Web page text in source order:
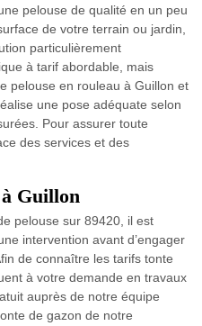
pelouse de qualité en un peu
de votre terrain ou jardin,
particulièrement
à tarif abordable, mais
pelouse en rouleau à Guillon et
une pose adéquate selon
Pour assurer toute
des services et des
Guillon
pelouse sur 89420, il est
intervention avant d’engager
de connaître les tarifs tonte
à votre demande en travaux
auprès de notre équipe
de gazon de notre